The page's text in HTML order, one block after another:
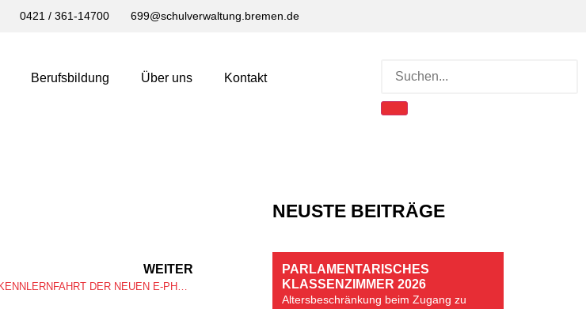
0421 / 361-14700 699@schulverwaltung.bremen.de
Berufsbildung Über uns Kontakt
WEITER
STIMMUNGSVOLLE KENNLERNFAHRT DER NEUEN E-PHASE – ANKOMMEN AUF BESONDERE ART
NEUSTE BEITRÄGE
PARLAMENTARISCHES
KLASSENZIMMER 2026
Altersbeschränkung beim Zugang zu